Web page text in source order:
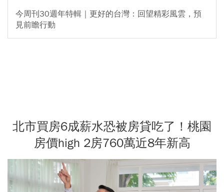
今周刊30週年特輯｜更好的台灣：回望精彩風雲，預
見前瞻行動
北市買房6成薪水恐被房貸吃了！桃園
房價high 2房760萬近8年新高